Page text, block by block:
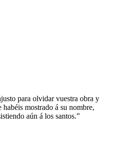
para olvidar vuestra obra y
mostrado á su nombre,
aún á los santos.”